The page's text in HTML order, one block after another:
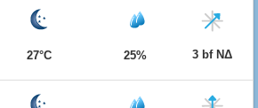
27°C 25% 3 bf ΝΔ